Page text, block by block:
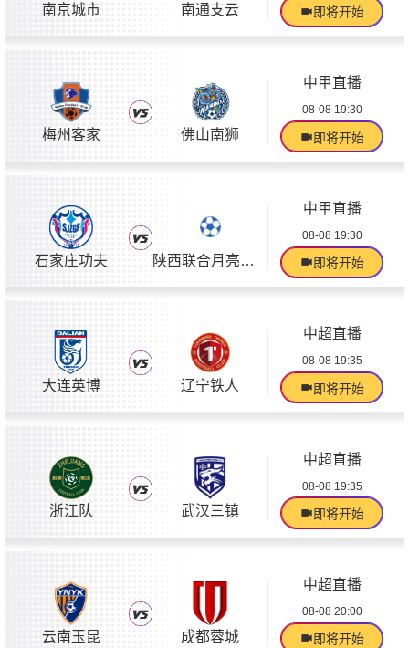
南京城市 南通支云 即将开始
梅州客家 佛山南狮
中甲直播
08-08 19:30
即将开始
石家庄功夫 陕西联合月亮泊队
中甲直播
08-08 19:30
即将开始
大连英博 辽宁铁人
中超直播
08-08 19:35
即将开始
浙江队 武汉三镇
中超直播
08-08 19:35
即将开始
云南玉昆 成都蓉城
中超直播
08-08 20:00
即将开始